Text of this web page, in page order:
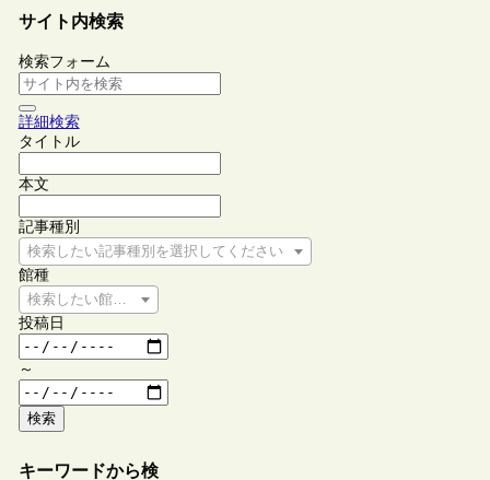
サイト内検索
検索フォーム
詳細検索
タイトル
本文
記事種別
検索したい記事種別を選択してください
館種
検索したい館種を選択してください
投稿日
～
検索
キーワードから検